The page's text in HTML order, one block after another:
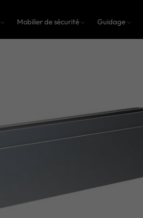
Mobilier de sécurité Guidage